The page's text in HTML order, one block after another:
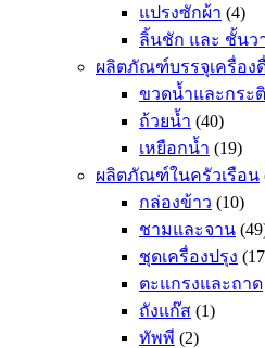
แปรงซักผ้า (4)
ลิ้นชัก และ ชั้นว
ผลิตภัณฑ์บรรจุเครื่อง
ขวดน้ำและกระ
ถ้วยน้ำ (40)
เหยือกน้ำ (19)
ผลิตภัณฑ์ในครัวเรือน
กล่องข้าว (10)
ชามและจาน
ชุดเครื่องปรุง
ตะแกรงและถาด
ถังแก๊ส (1)
ทัพพี (2)